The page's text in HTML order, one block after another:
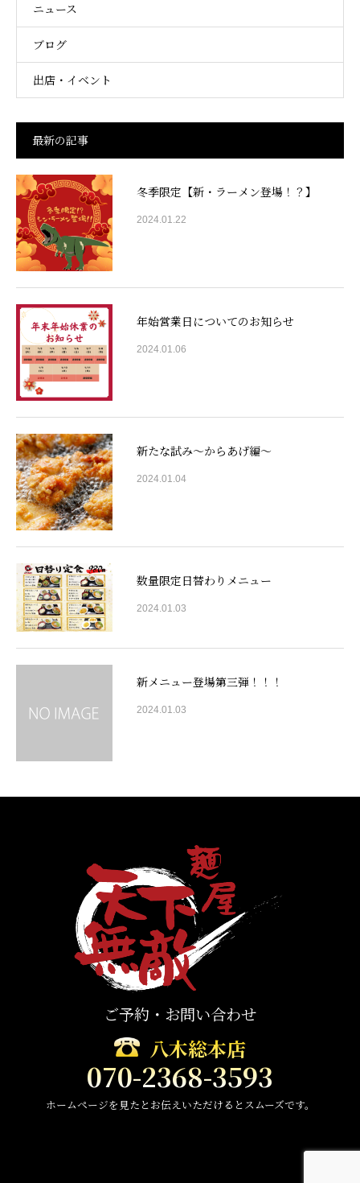
ニュース
ブログ
出店・イベント
最新の記事
冬季限定【新・ラーメン登場！？】
2024.01.22
年始営業日についてのお知らせ
2024.01.06
新たな試み〜からあげ編〜
2024.01.04
数量限定日替わりメニュー
2024.01.03
新メニュー登場第三弾！！！
2024.01.03
ご予約・お問い合わせ
八木総本店
070-2368-3593
ホームページを見たとお伝えいただけるとスムーズです。